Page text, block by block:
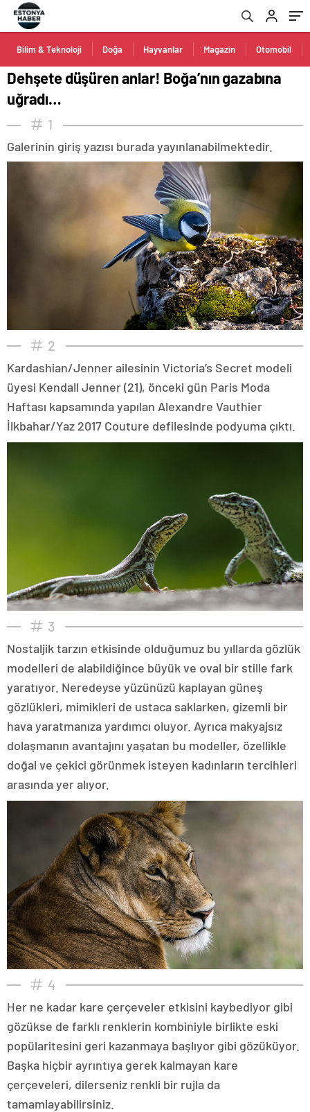
Bilim & Teknoloji Doğa Hayvanlar Magazin Otomobil
Dehşete düşüren anlar! Boğa’nın gazabına
uğradı…
1
Galerinin giriş yazısı burada yayınlanabilmektedir.
2
Kardashian/Jenner ailesinin Victoria’s Secret modeli
üyesi Kendall Jenner (21), önceki gün Paris Moda
Haftası kapsamında yapılan Alexandre Vauthier
İlkbahar/Yaz 2017 Couture defilesinde podyuma çıktı.
3
Nostaljik tarzın etkisinde olduğumuz bu yıllarda gözlük
modelleri de alabildiğince büyük ve oval bir stille fark
yaratıyor. Neredeyse yüzünüzü kaplayan güneş
gözlükleri, mimikleri de ustaca saklarken, gizemli bir
hava yaratmanıza yardımcı oluyor. Ayrıca makyajsız
dolaşmanın avantajını yaşatan bu modeller, özellikle
doğal ve çekici görünmek isteyen kadınların tercihleri
arasında yer alıyor.
4
Her ne kadar kare çerçeveler etkisini kaybediyor gibi
gözükse de farklı renklerin kombiniyle birlikte eski
popülaritesini geri kazanmaya başlıyor gibi gözüküyor.
Başka hiçbir ayrıntıya gerek kalmayan kare
çerçeveleri, dilerseniz renkli bir rujla da
tamamlayabilirsiniz.